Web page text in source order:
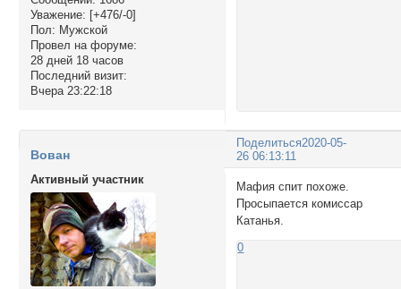
Уважение: [+476/-0]
Пол: Мужской
Провел на форуме:
28 дней 18 часов
Последний визит:
Вчера 23:22:18
Поделиться2020-05-
26 06:13:11
Вован
Активный участник
Мафия спит похоже.
Просыпается комиссар
Катанья.
0